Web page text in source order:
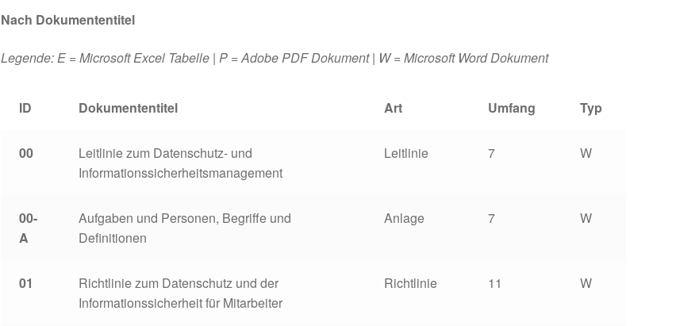
Nach Dokumententitel
Legende: E = Microsoft Excel Tabelle | P = Adobe PDF Dokument | W = Microsoft Word Dokument
ID Dokumententitel Art Umfang Typ
00
Leitlinie zum Datenschutz- und
Informationssicherheitsmanagement
Leitlinie 7 W
00-
A
Aufgaben und Personen, Begriffe und
Definitionen
Anlage 7 W
01
Richtlinie zum Datenschutz und der
Informationssicherheit für Mitarbeiter
Richtlinie 11 W